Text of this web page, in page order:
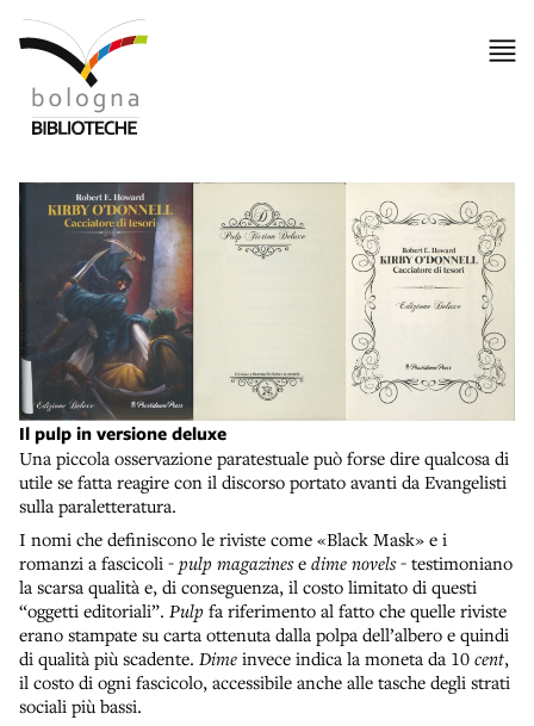
Il pulp in versione deluxe
Una piccola osservazione paratestuale può forse dire qualcosa di
utile se fatta reagire con il discorso portato avanti da Evangelisti
sulla paraletteratura.
I nomi che definiscono le riviste come «Black Mask» e i
romanzi a fascicoli - pulp magazinese dime novels- testimoniano
la scarsa qualità e, di conseguenza, il costo limitato di questi
“oggetti editoriali”. Pulp fa riferimento al fatto che quelle riviste
erano stampate su carta ottenuta dalla polpa dell’albero e quindi
di qualità più scadente. Dime invece indica la moneta da 10 cent,
il costo di ogni fascicolo, accessibile anche alle tasche degli strati
sociali più bassi.